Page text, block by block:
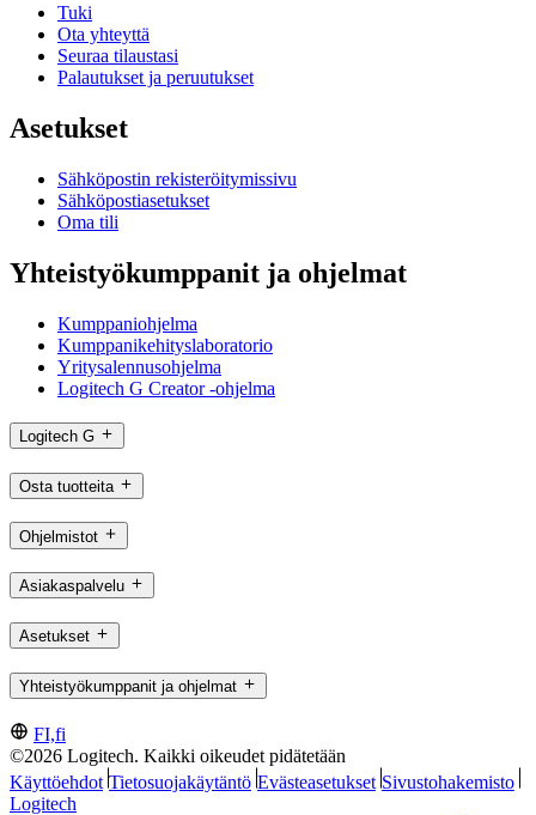
Tuki
Ota yhteyttä
Seuraa tilaustasi
Palautukset ja peruutukset
Asetukset
Sähköpostin rekisteröitymissivu
Sähköpostiasetukset
Oma tili
Yhteistyökumppanit ja ohjelmat
Kumppaniohjelma
Kumppanikehityslaboratorio
Yritysalennusohjelma
Logitech G Creator -ohjelma
Logitech G
Osta tuotteita
Ohjelmistot
Asiakaspalvelu
Asetukset
Yhteistyökumppanit ja ohjelmat
FI,fi
©2026 Logitech. Kaikki oikeudet pidätetään
Käyttöehdot Tietosuojakäytäntö Evästeasetukset Sivustohakemisto
Logitech